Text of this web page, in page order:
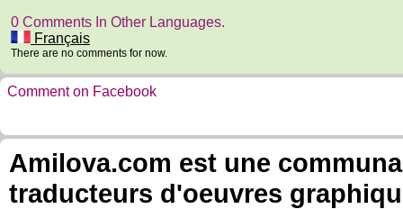
0 Comments In Other Languages.
Français
There are no comments for now.
Comment on Facebook
Amilova.com est une
traducteurs d'oeuvres